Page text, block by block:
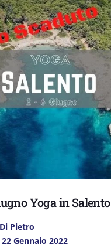
Yoga in Salento
Pietro
Gennaio 2022